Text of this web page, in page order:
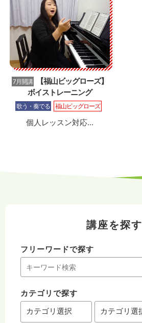
7月開講
【福山ビッグローズ】
ボイストレーニング
歌う・奏でる 福山ビッグローズ
個人レッスン対応...
講座を探す
フリーワードで探す
カテゴリで探す